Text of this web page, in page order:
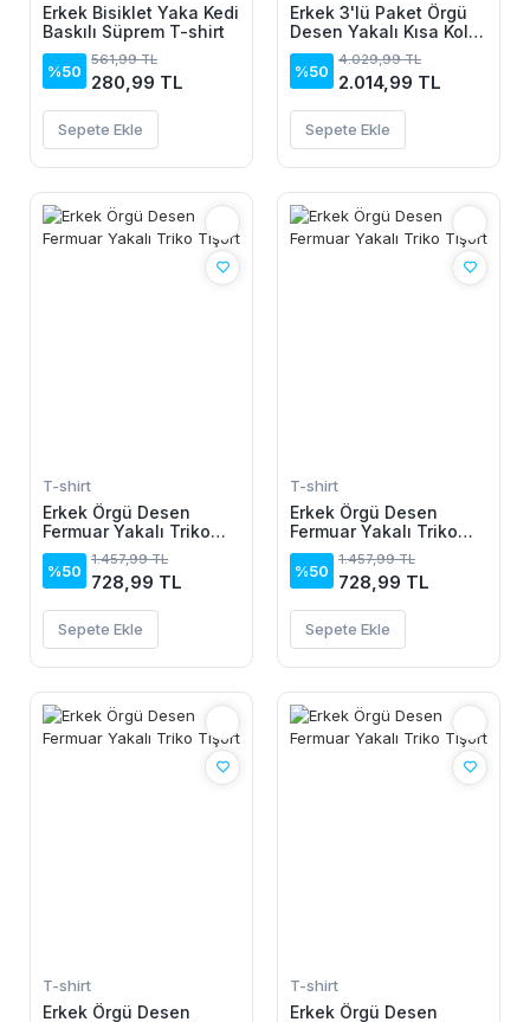
Erkek Bisiklet Yaka Kedi
Baskılı Süprem T-shirt
%50
561,99 TL
280,99 TL
Sepete Ekle
Erkek 3'lü Paket Örgü
Desen Yakalı Kısa Kollu
Triko Tişört - %100
Pamuk Akrilik
%50
4.029,99 TL
2.014,99 TL
Sepete Ekle
T-shirt
Erkek Örgü Desen
Fermuar Yakalı Triko
Tişört
%50
1.457,99 TL
728,99 TL
Sepete Ekle
T-shirt
Erkek Örgü Desen
Fermuar Yakalı Triko
Tişört
%50
1.457,99 TL
728,99 TL
Sepete Ekle
T-shirt
Erkek Örgü Desen
T-shirt
Erkek Örgü Desen